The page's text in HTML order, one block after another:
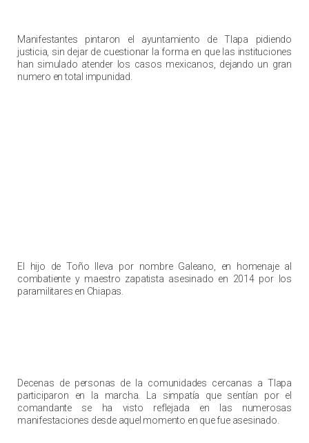
Manifestantes pintaron el ayuntamiento de Tlapa pidiendo
justicia, sin dejar de cuestionar la forma en que las instituciones
han simulado atender los casos mexicanos, dejando un gran
numero en total impunidad.
El hijo de Toño lleva por nombre Galeano, en homenaje al
combatiente y maestro zapatista asesinado en 2014 por los
paramilitares en Chiapas.
Decenas de personas de la comunidades cercanas a Tlapa
participaron en la marcha. La simpatía que sentían por el
comandante se ha visto reflejada en las numerosas
manifestaciones desde aquel momento en que fue asesinado.